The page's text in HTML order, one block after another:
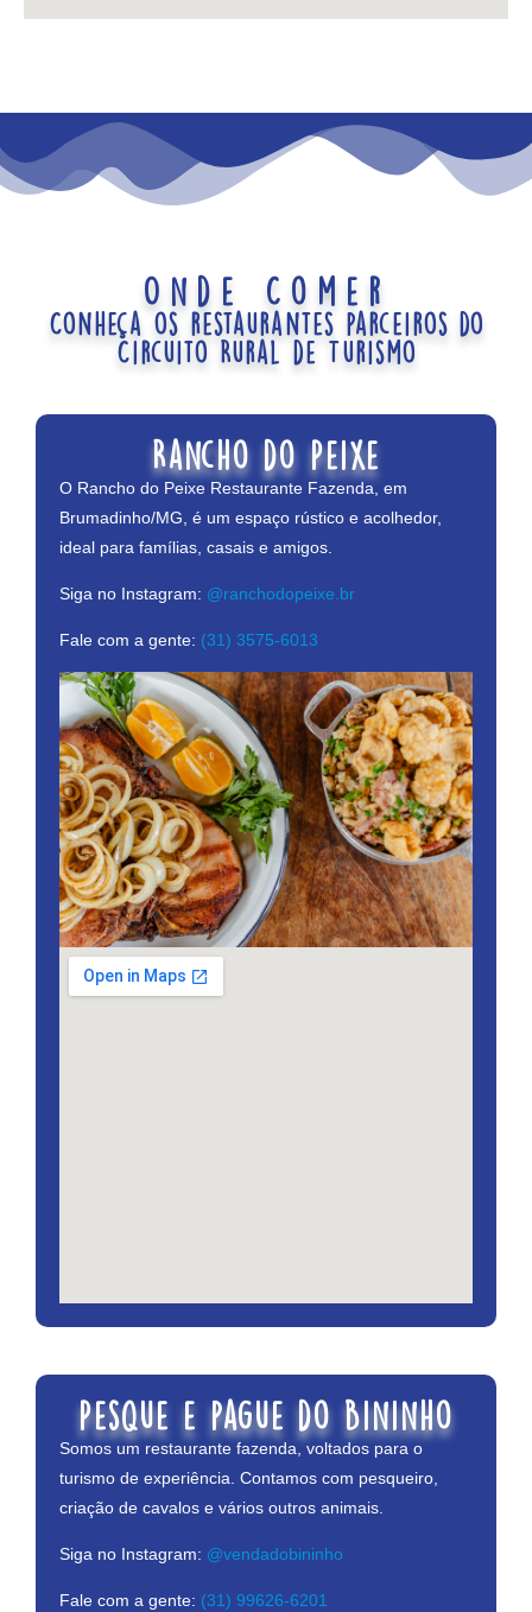
Onde Comer
Conheça os restaurantes parceiros do
Circuito Rural de Turismo
Rancho do Peixe
O Rancho do Peixe Restaurante Fazenda, em
Brumadinho/MG, é um espaço rústico e acolhedor,
ideal para famílias, casais e amigos.
Siga no Instagram: @ranchodopeixe.br
Fale com a gente: (31) 3575-6013
Pesque e pague do Bininho
Somos um restaurante fazenda, voltados para o
turismo de experiência. Contamos com pesqueiro,
criação de cavalos e vários outros animais.
Siga no Instagram: @vendadobininho
Fale com a gente: (31) 99626-6201